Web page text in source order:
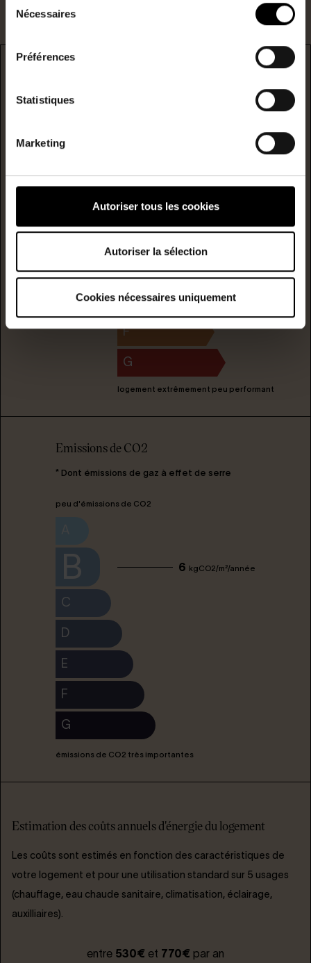
Nécessaires
Préférences
Statistiques
Marketing
Autoriser tous les cookies
Autoriser la sélection
Cookies nécessaires uniquement
* F/G : passoire énergetique
B
(énergie
kwh/m²/annéekgCO2/m²/année D
E
F
G
logement extrêmement peu performant
Emissions de CO2
* Dont émissions de gaz à effet de serre
peu d'émissions de CO2
B 6 kgCO2/m²/année
C
D
E
F
G
émissions de CO2 très importantes
Estimation des coûts annuels d'énergie du logement
Les coûts sont estimés en fonction des caractéristiques de
votre logement et pour une utilisation standard sur 5 usages
(chauffage, eau chaude sanitaire, climatisation, éclairage,
auxilliaires).
entre 530€ et 770€ par an